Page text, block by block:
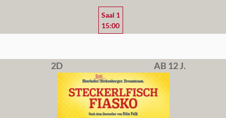
Saal 1
15:00
2D AB 12 J.